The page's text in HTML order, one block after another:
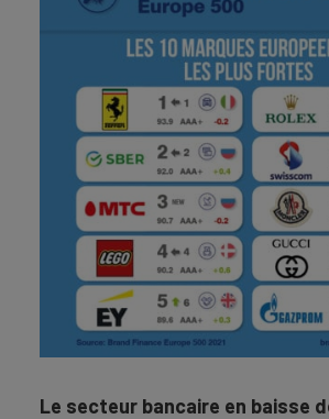
Le secteur bancaire en baisse